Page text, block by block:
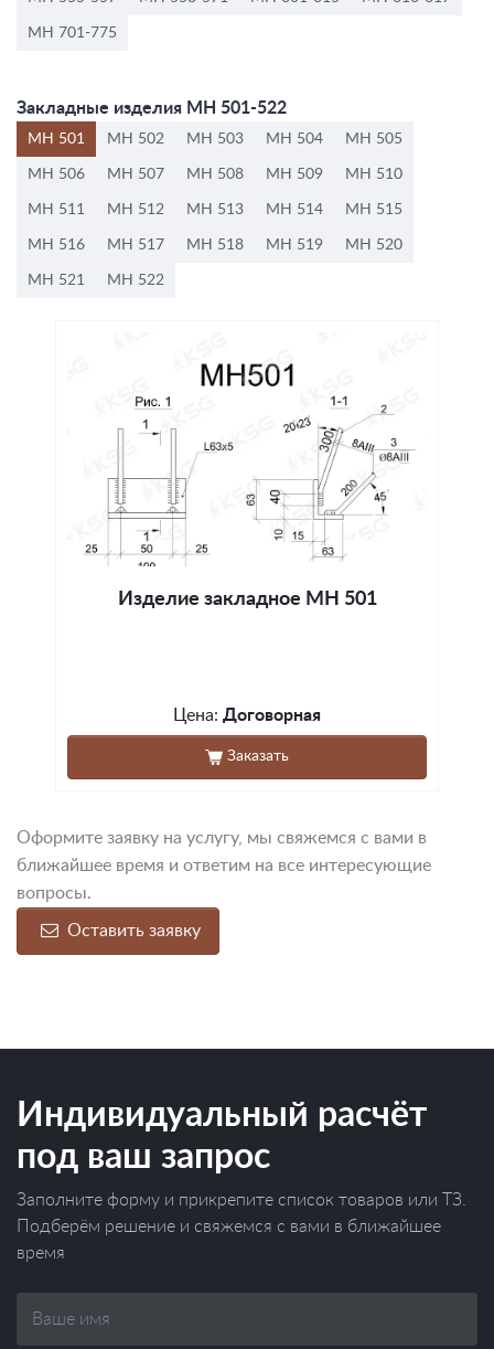
МН 701-775
Закладные изделия МН 501-522
МН 501 МН 502 МН 503 МН 504 МН 505
МН 506 МН 507 МН 508 МН 509 МН 510
МН 511 МН 512 МН 513 МН 514 МН 515
МН 516 МН 517 МН 518 МН 519 МН 520
МН 521 МН 522
Изделие закладное МН 501
Цена: Договорная
Заказать
Оформите заявку на услугу, мы свяжемся с вами в
ближайшее время и ответим на все интересующие
вопросы.
Оставить заявку
Индивидуальный расчёт
под ваш запрос
Заполните форму и прикрепите список товаров или ТЗ.
Подберём решение и свяжемся с вами в ближайшее
время